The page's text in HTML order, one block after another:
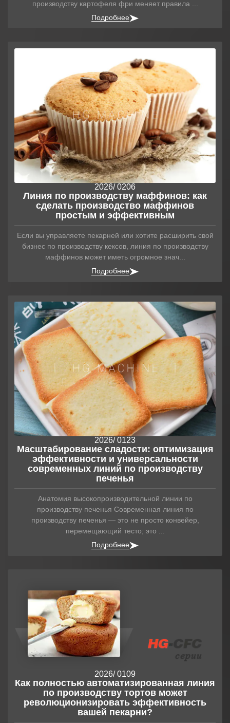
производству картофеля фри меняет правила ...
Подробнее
06
/ 02
2026
Линия по производству маффинов: как
сделать производство маффинов
простым и эффективным
Если вы управляете пекарней или хотите расширить свой
бизнес по производству кексов, линия по производству
маффинов может иметь огромное знач...
Подробнее
23
/ 01
2026
Масштабирование сладости: оптимизация
эффективности и универсальности
современных линий по производству
печенья
Анатомия высокопроизводительной линии по
производству печенья Современная линия по
производству печенья — это не просто конвейер,
перемещающий тесто; это ...
Подробнее
09
/ 01
2026
Как полностью автоматизированная линия
по производству тортов может
революционизировать эффективность
вашей пекарни?